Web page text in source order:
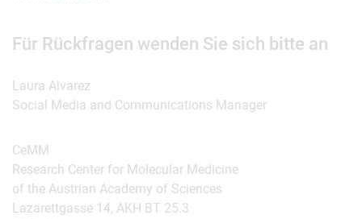
Für Rückfragen wenden Sie sich bitte an
Laura Alvarez
Social Media and Communications Manager
CeMM
Research Center for Molecular Medicine
of the Austrian Academy of Sciences
Lazarettgasse 14, AKH BT 25.3